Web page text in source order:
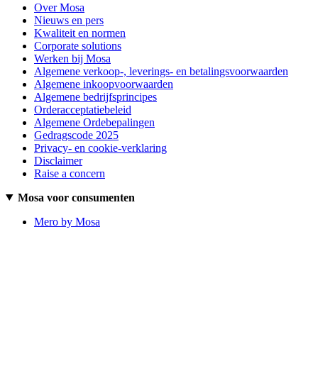
Over Mosa
Nieuws en pers
Kwaliteit en normen
Corporate solutions
Werken bij Mosa
Algemene verkoop-, leverings- en betalingsvoorwaarden
Algemene inkoopvoorwaarden
Algemene bedrijfsprincipes
Orderacceptatiebeleid
Algemene Ordebepalingen
Gedragscode 2025
Privacy- en cookie-verklaring
Disclaimer
Raise a concern
Mosa voor consumenten
Mero by Mosa